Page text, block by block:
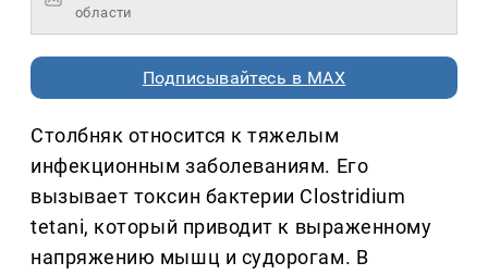
области
Подписывайтесь в MAX
Столбняк относится к тяжелым
инфекционным заболеваниям. Его
вызывает токсин бактерии Clostridium
tetani, который приводит к выраженному
напряжению мышц и судорогам. В